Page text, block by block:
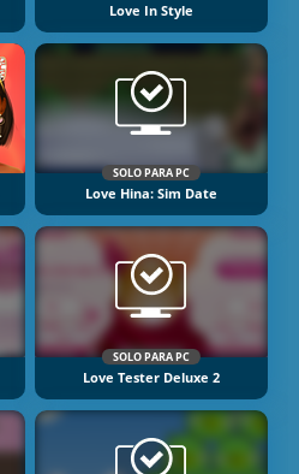
Love In Style
SOLO PARA PC
Love Hina: Sim Date
SOLO PARA PC
Love Tester Deluxe 2